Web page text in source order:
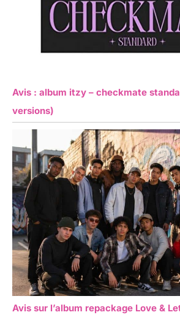
Avis : album itzy – checkmate
versions)
Avis sur l’album repackage Love &